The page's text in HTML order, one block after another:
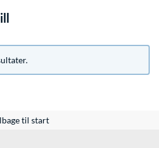
til start